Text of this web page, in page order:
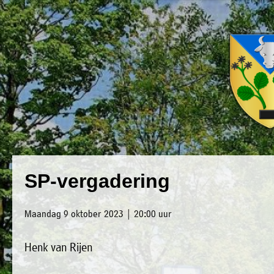
SP-vergadering
Maandag 9 oktober 2023 | 20:00 uur
Henk van Rijen
»
Home
»
Welkom
»
Nieuws
Luxwoude.net
website@luxwoude.net
Plaatselijk
belang
Op
dit
moment